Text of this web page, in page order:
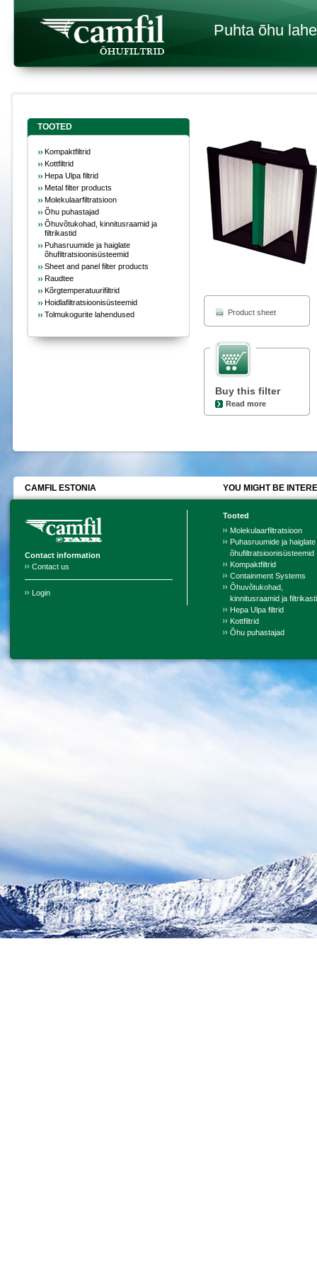
Puhta õhu
TOOTED
Kompaktfiltrid
Kottfiltrid
Hepa Ulpa filtrid
Metal filter products
Molekulaarfiltratsioon
Õhu puhastajad
Õhuvõtukohad, kinnitusraamid ja
filtrikastid
Puhasruumide ja haiglate
õhufiltratsioonisüsteemid
Sheet and panel filter products
Raudtee
Kõrgtemperatuurifiltrid
Hoidlafiltratsioonisüsteemid
Tolmukogurite lahendused
Product sheet
Buy this filter
Read more
CAMFIL ESTONIA
Contact information
Contact us
Login
YOU MIGHT BE
Tooted
Molekulaarfiltratsioon
Puhasruumide ja haiglate
õhufiltratsioonisüsteemid
Kompaktfiltrid
Containment Systems
Õhuvõtukohad,
kinnitusraamid ja
Hepa Ulpa filtrid
Kottfiltrid
Õhu puhastajad